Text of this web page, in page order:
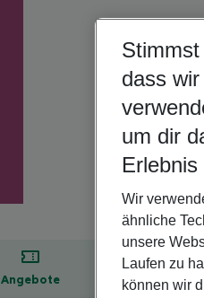
Angebote
dass
um dir
Wir
ähnliche
unsere
Laufen zu
können wir